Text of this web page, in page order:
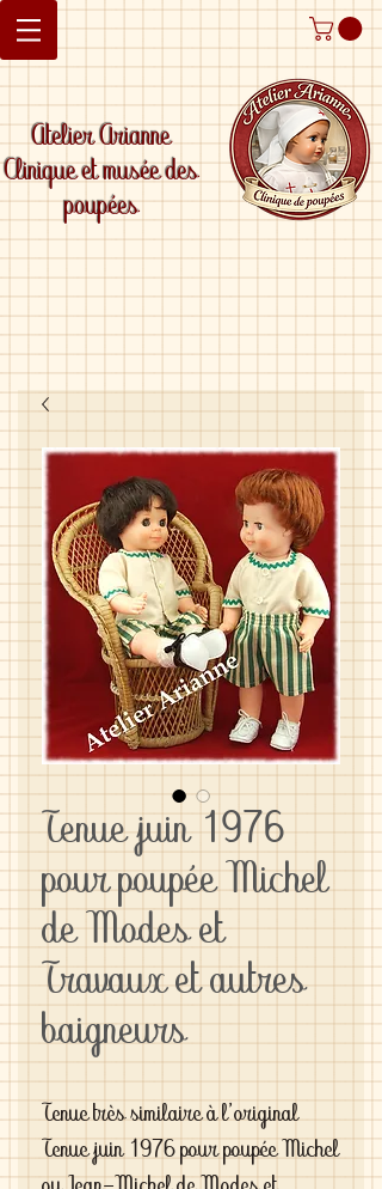
Atelier Arianne
Clinique et musée des
poupées
Tenue juin 1976
pour poupée Michel
de Modes et
Travaux et autres
baigneurs
Tenue très similaire à l'original
Tenue juin 1976 pour poupée Michel